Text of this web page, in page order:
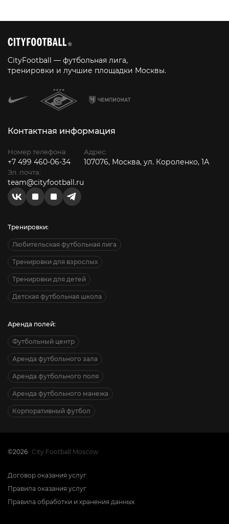
CityFootball — футбольная лига,
тренировки и лучшие площадки Москвы.
Контактная информация
Номер телефона:
+7 499 460-06-34
Эл. почта:
team@cityfootball.ru
Адрес:
107076, Москва, ул. Короленко, 1А
Тренировки:
Любительская футбольная лига
Тренировки для взрослых
Тренировки для детей
Детская футбольная школа
Аренда полей:
Футбольный центр
Аренда футбольного зала
Аренда футбольного поля
Аренда футбольного манежа
Корпоративный футбол
©2026 City Football Moscow
Договор оказания услуг
Правила оказания услуг
Правила обработки и хранения данных